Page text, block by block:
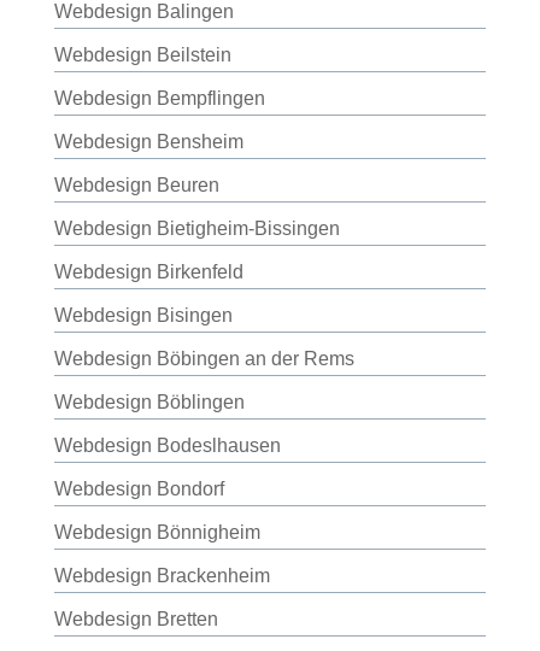
Webdesign Balingen
Webdesign Beilstein
Webdesign Bempflingen
Webdesign Bensheim
Webdesign Beuren
Webdesign Bietigheim-Bissingen
Webdesign Birkenfeld
Webdesign Bisingen
Webdesign Böbingen an der Rems
Webdesign Böblingen
Webdesign Bodeslhausen
Webdesign Bondorf
Webdesign Bönnigheim
Webdesign Brackenheim
Webdesign Bretten